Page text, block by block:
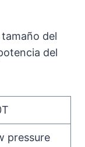
del
del
pressure